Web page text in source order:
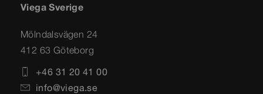
Viega Sverige
Mölndalsvägen 24
412 63 Göteborg
+46 31 20 41 00
info@viega.se